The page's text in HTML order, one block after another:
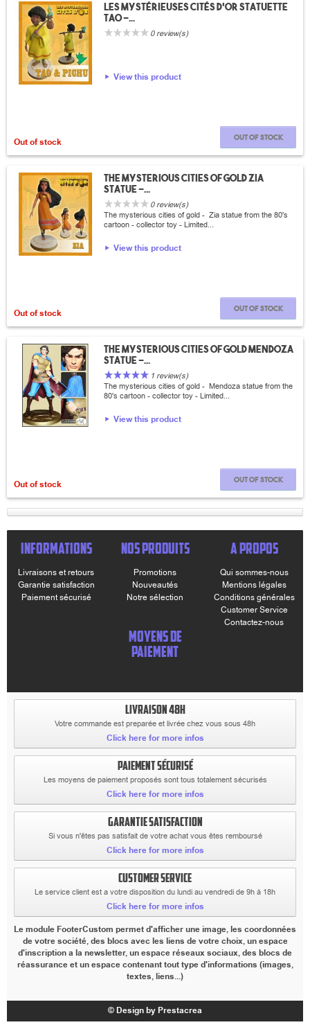
Les mystérieuses cités d'or statuette
Tao -...
0 review(s)
View this product
Out of stock Out of stock
The mysterious cities of gold Zia
statue -...
0 review(s)
The mysterious cities of gold - Zia statue from the 80's
cartoon - collector toy - Limited...
View this product
Out of stock Out of stock
The mysterious cities of gold Mendoza
statue -...
1 review(s)
The mysterious cities of gold - Mendoza statue from the
80's cartoon - collector toy - Limited...
View this product
Out of stock Out of stock
INFORMATIONS
Livraisons et retours
Garantie satisfaction
Paiement sécurisé
NOS PRODUITS
Promotions
Nouveautés
Notre sélection
A PROPOS
Qui sommes-nous
Mentions légales
Conditions générales
Customer Service
Contactez-nous
MOYENS DE
PAIEMENT
LIVRAISON 48H
Votre commande est preparée et livrée chez vous sous 48h
Click here for more infos
PAIEMENT SÉCURISÉ
Les moyens de paiement proposés sont tous totalement sécurisés
Click here for more infos
GARANTIE SATISFACTION
Si vous n'êtes pas satisfait de votre achat vous êtes remboursé
Click here for more infos
CUSTOMER SERVICE
Le service client est a votre disposition du lundi au vendredi de 9h à 18h
Click here for more infos
Le module FooterCustom permet d'afficher une image, les coordonnées
de votre société, des blocs avec les liens de votre choix, un espace
d'inscription a la newsletter, un espace réseaux sociaux, des blocs de
réassurance et un espace contenant tout type d'informations (images,
textes, liens...)
© Design by Prestacrea